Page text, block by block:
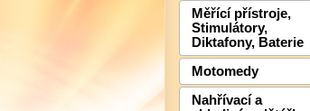
Měřící přístroje,
Stimulátory,
Diktafony, Baterie
Motomedy
Nahřívací a